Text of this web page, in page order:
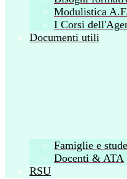
Modulistica
I Corsi
Documenti utili
Famiglie e
Docenti & ATA
RSU